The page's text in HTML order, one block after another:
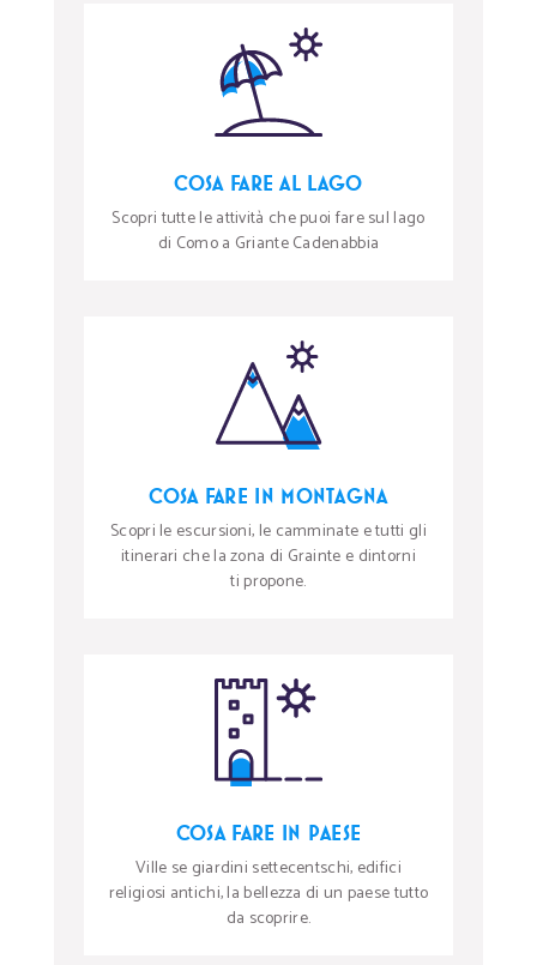
COSA FARE AL LAGO
Scopri tutte le attività che puoi fare sul lago
di Como a Griante Cadenabbia
COSA FARE IN MONTAGNA
Scopri le escursioni, le camminate e tutti gli
itinerari che la zona di Grainte e dintorni
ti propone.
COSA FARE IN PAESE
Ville se giardini settecentschi, edifici
religiosi antichi, la bellezza di un paese tutto
da scoprire.